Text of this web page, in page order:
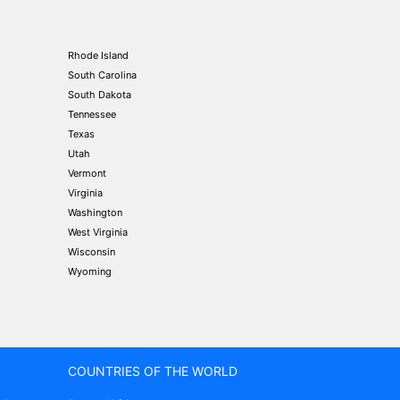
Rhode Island
South Carolina
South Dakota
Tennessee
Texas
Utah
Vermont
Virginia
Washington
West Virginia
Wisconsin
Wyoming
COUNTRIES OF THE WORLD